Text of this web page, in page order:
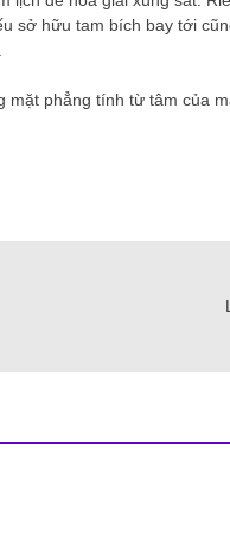
sở hữu tam bích bay tới
phẳng tính từ tâm của